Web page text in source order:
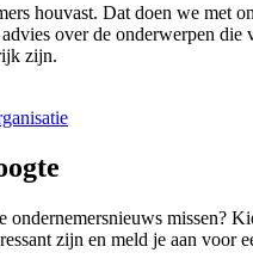
houvast. Dat doen we met
over de onderwerpen die
zijn.
ondernemersnieuws missen?
zijn en meld je aan voor